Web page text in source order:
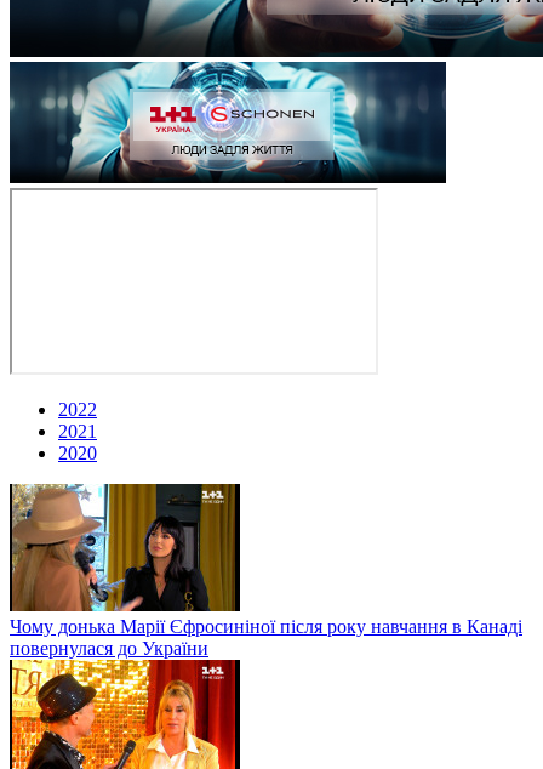
2022
2021
2020
Чому донька Марії Єфросиніної після року навчання в Канаді
повернулася до України